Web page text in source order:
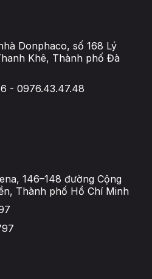
Donphaco, số 168 Lý
Khê, Thành phố Đà
- 0976.43.47.48
146–148 đường Cộng
Thành phố Hồ Chí Minh